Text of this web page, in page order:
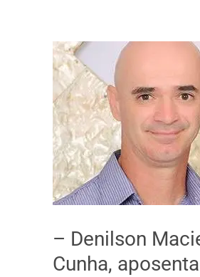
– Denilson
Cunha,